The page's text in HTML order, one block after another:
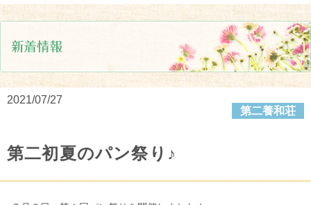
2021/07/27
第二養和荘
第二初夏のパン祭り♪